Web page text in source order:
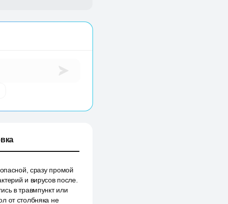
сразу промой
и вирусов после.
в травмпункт или
от столбняка не